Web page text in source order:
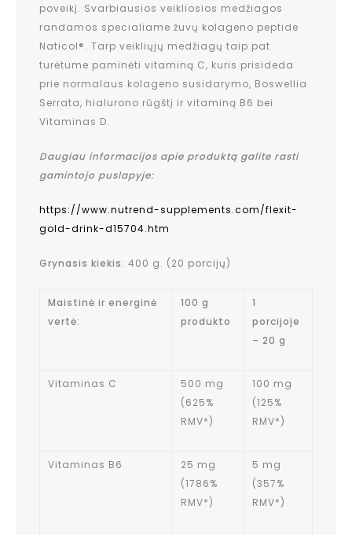
poveikį. Svarbiausios veikliosios medžiagos
randamos specialiame žuvų kolageno peptide
Naticol®. Tarp veikliųjų medžiagų taip pat
turėtume paminėti vitaminą C, kuris prisideda
prie normalaus kolageno susidarymo, Boswellia
Serrata, hialurono rūgštį ir vitaminą B6 bei
Vitaminas D.
Daugiau informacijos apie produktą galite rasti
gamintojo puslapyje:
https://www.nutrend-supplements.com/flexit-
gold-drink-d15704.htm
Grynasis kiekis: 400 g. (20 porcijų)
Maistinė ir energinė
vertė:
100 g
produkto
1
porcijoje
– 20 g
Vitaminas C
500 mg
(625%
RMV*)
100 mg
(125%
RMV*)
Vitaminas B6
25 mg
(1786%
RMV*)
5 mg
(357%
RMV*)